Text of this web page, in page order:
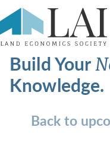
Build Your
Knowledge.
Back to